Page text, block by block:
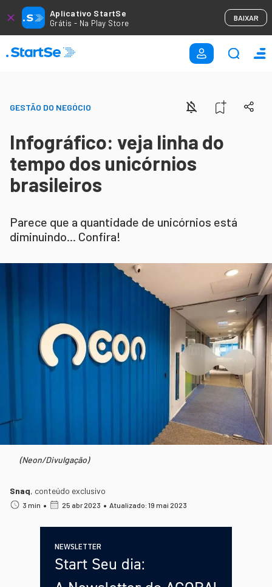
Aplicativo StartSe
Grátis - Na Play Store
BAIXAR
GESTÃO DO NEGÓCIO
Infográfico: veja linha do
tempo dos unicórnios
brasileiros
Parece que a quantidade de unicórnios está
diminuindo... Confira!
(Neon/Divulgação)
Snaq, conteúdo exclusivo
3 min • 25 abr 2023 • Atualizado: 19 mai 2023
NEWSLETTER
Start Seu dia: